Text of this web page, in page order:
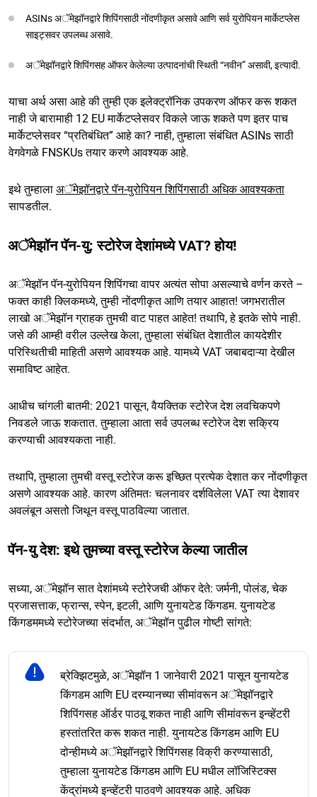
ASINs अॅमेझॉनद्वारे शिपिंगसाठी नोंदणीकृत असावे आणि सर्व युरोपियन मार्केटप्लेस
साइट्सवर उपलब्ध असावे.
अॅमेझॉनद्वारे शिपिंगसह ऑफर केलेल्या उत्पादनांची स्थिती “नवीन” असावी, इत्यादी.
याचा अर्थ असा आहे की तुम्ही एक इलेक्ट्रॉनिक उपकरण ऑफर करू शकत
नाही जे बारामाही 12 EU मार्केटप्लेसवर विकले जाऊ शकते पण इतर पाच
मार्केटप्लेसवर “प्रतिबंधित” आहे का? नाही, तुम्हाला संबंधित ASINs साठी
वेगवेगळे FNSKUs तयार करणे आवश्यक आहे.
इथे तुम्हाला अॅमेझॉनद्वारे पॅन-युरोपियन शिपिंगसाठी अधिक आवश्यकता
सापडतील.
अॅमेझॉन पॅन-यु: स्टोरेज देशांमध्ये VAT? होय!
अॅमेझॉन पॅन-युरोपियन शिपिंगचा वापर अत्यंत सोपा असल्याचे वर्णन करते –
फक्त काही क्लिकमध्ये, तुम्ही नोंदणीकृत आणि तयार आहात! जगभरातील
लाखो अॅमेझॉन ग्राहक तुमची वाट पाहत आहेत! तथापि, हे इतके सोपे नाही.
जसे की आम्ही वरील उल्लेख केला, तुम्हाला संबंधित देशातील कायदेशीर
परिस्थितीची माहिती असणे आवश्यक आहे. यामध्ये VAT जबाबदाऱ्या देखील
समाविष्ट आहेत.
आधीच चांगली बातमी: 2021 पासून, वैयक्तिक स्टोरेज देश लवचिकपणे
निवडले जाऊ शकतात. तुम्हाला आता सर्व उपलब्ध स्टोरेज देश सक्रिय
करण्याची आवश्यकता नाही.
तथापि, तुम्हाला तुमची वस्तू स्टोरेज करू इच्छित प्रत्येक देशात कर नोंदणीकृत
असणे आवश्यक आहे. कारण अंतिमतः चलनावर दर्शविलेला VAT त्या देशावर
अवलंबून असतो जिथून वस्तू पाठविल्या जातात.
पॅन-यु देश: इथे तुमच्या वस्तू स्टोरेज केल्या जातील
सध्या, अॅमेझॉन सात देशांमध्ये स्टोरेजची ऑफर देते: जर्मनी, पोलंड, चेक
प्रजासत्ताक, फ्रान्स, स्पेन, इटली, आणि युनायटेड किंगडम. युनायटेड
किंगडममध्ये स्टोरेजच्या संदर्भात, अॅमेझॉन पुढील गोष्टी सांगते:
ब्रेक्झिटमुळे, अॅमेझॉन 1 जानेवारी 2021 पासून युनायटेड
किंगडम आणि EU दरम्यानच्या सीमांवरून अॅमेझॉनद्वारे
शिपिंगसह ऑर्डर पाठवू शकत नाही आणि सीमांवरून इन्व्हेंटरी
हस्तांतरित करू शकत नाही. युनायटेड किंगडम आणि EU
दोन्हीमध्ये अॅमेझॉनद्वारे शिपिंगसह विक्री करण्यासाठी,
तुम्हाला युनायटेड किंगडम आणि EU मधील लॉजिस्टिक्स
केंद्रांमध्ये इन्व्हेंटरी पाठवणे आवश्यक आहे. अधिक